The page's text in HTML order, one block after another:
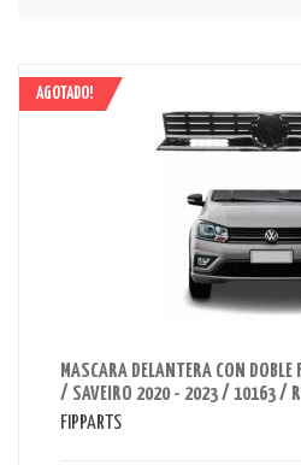
AGOTADO!
MASCARA DELANTERA CON
/ SAVEIRO 2020 - 2023 / 10163 /
FIPPARTS